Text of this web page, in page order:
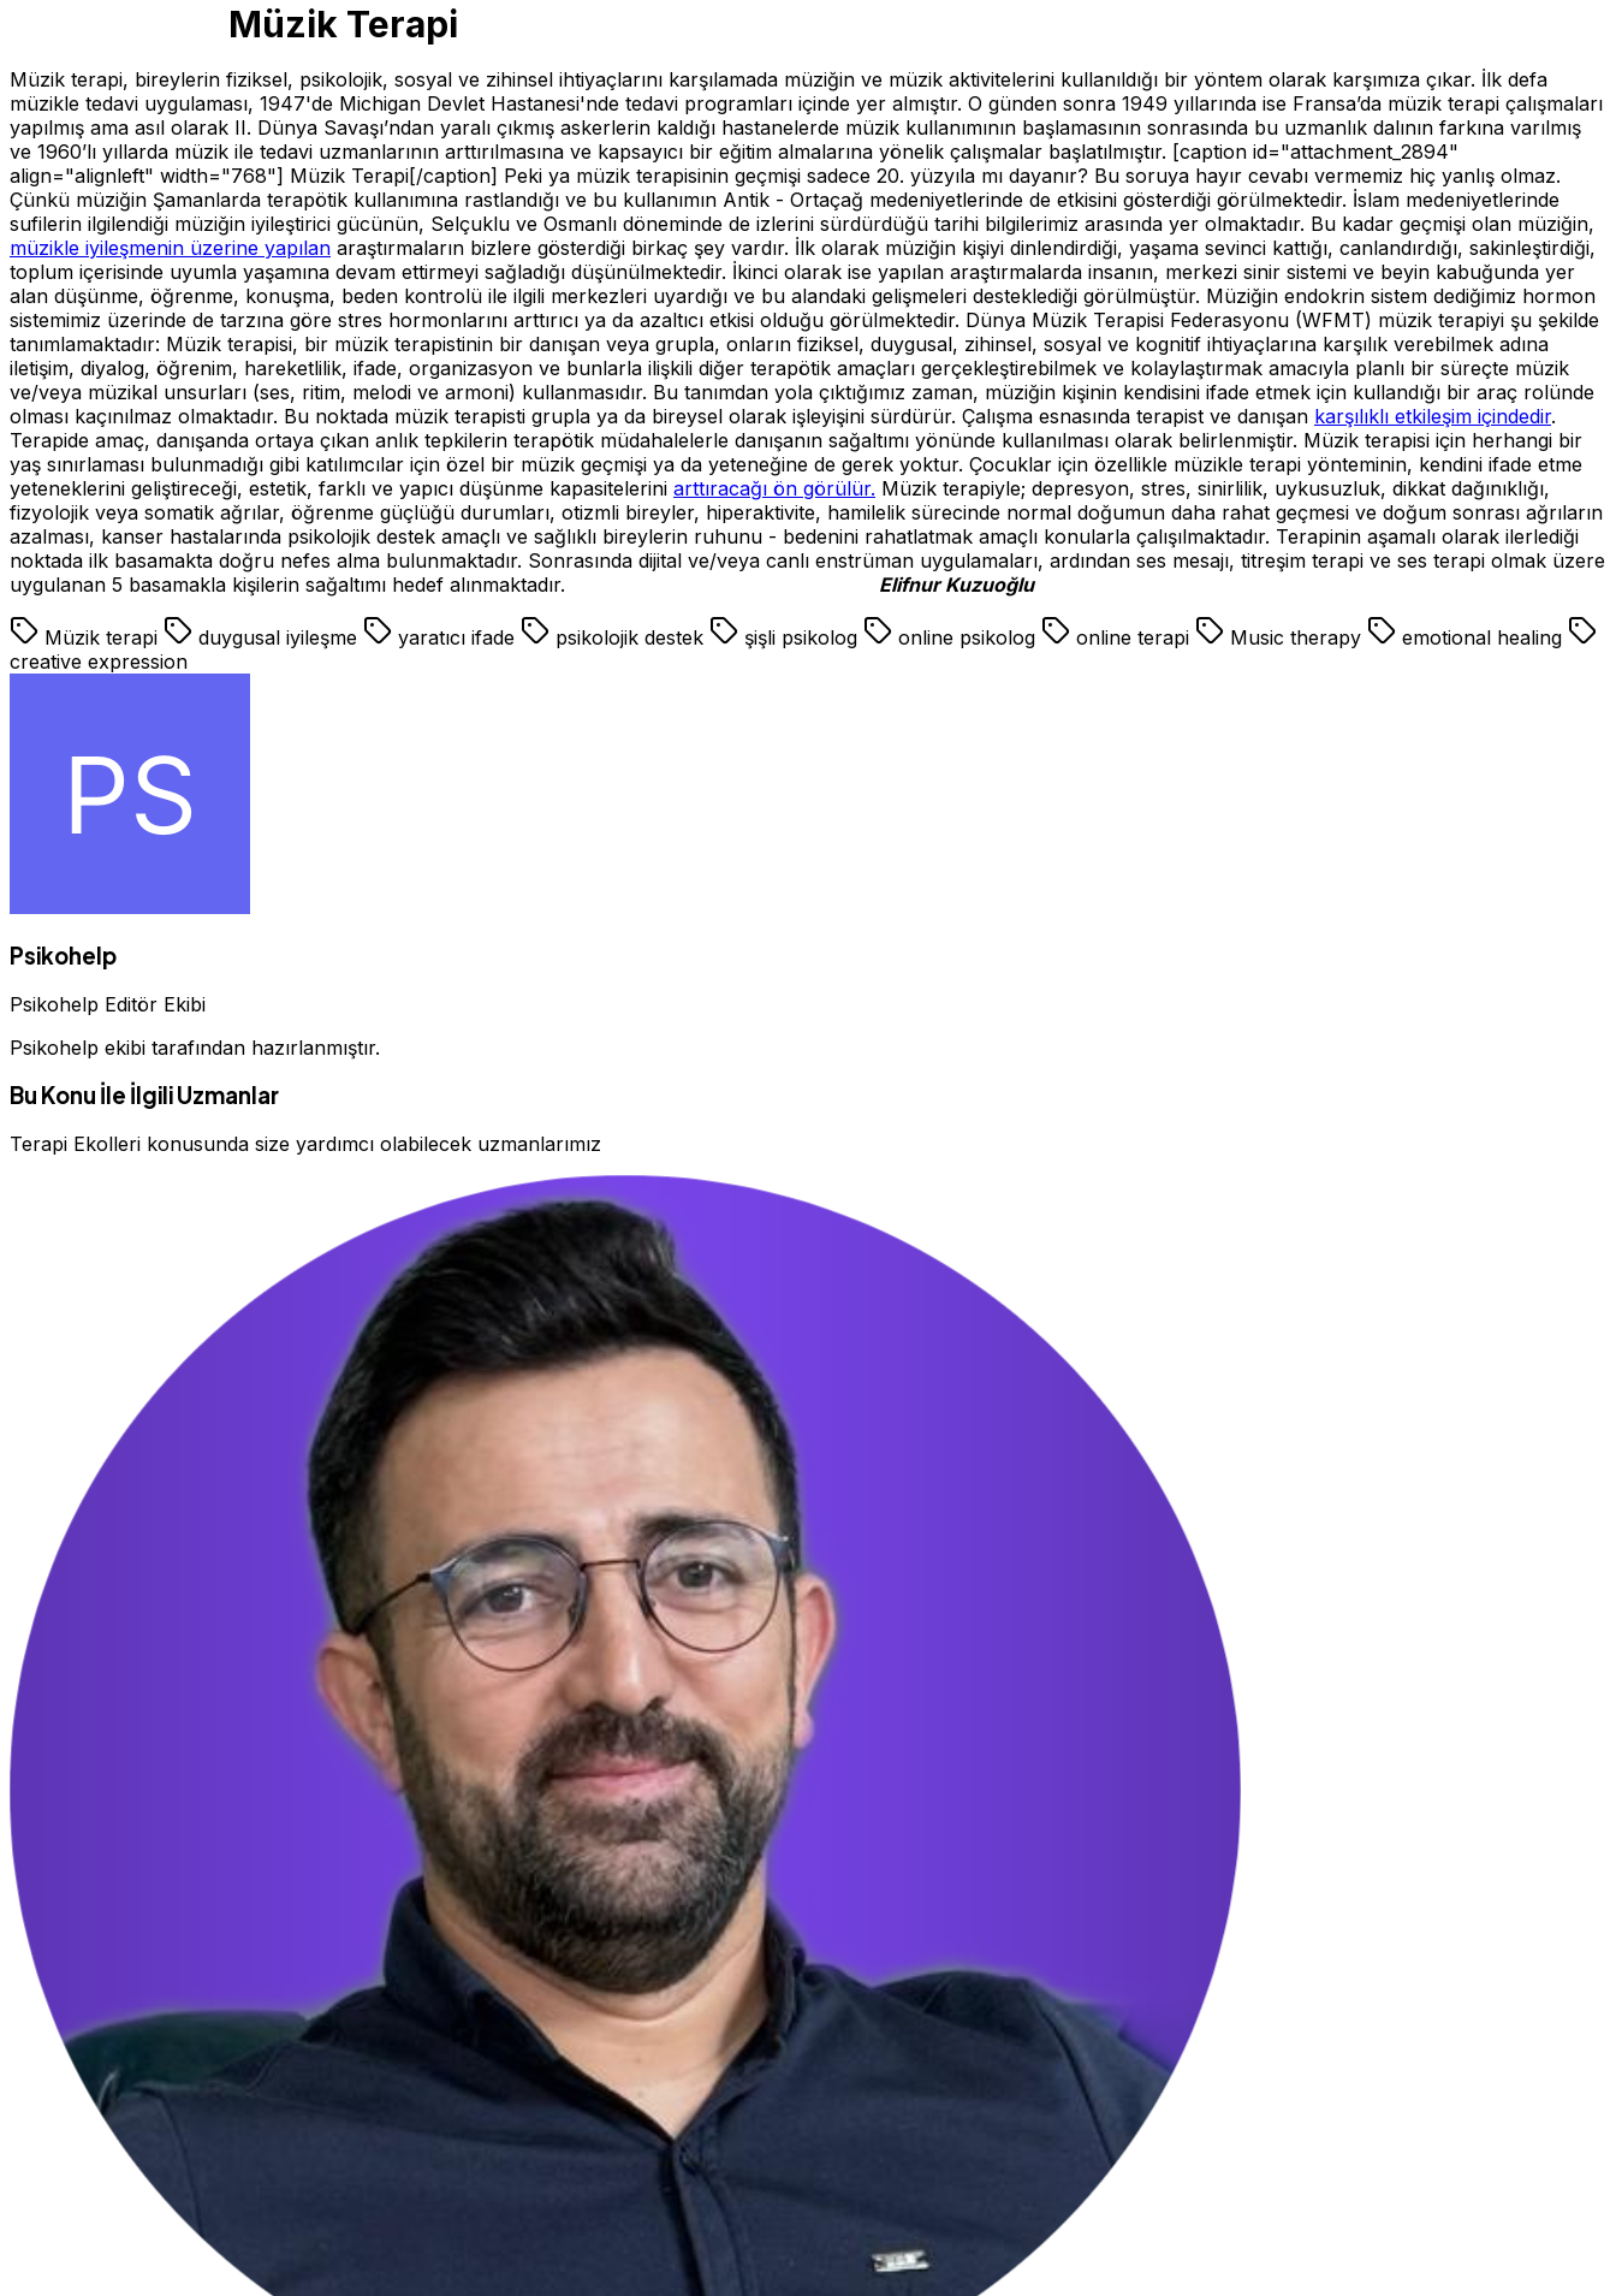
Müzik Terapi
Müzik terapi, bireylerin fiziksel, psikolojik, sosyal ve zihinsel ihtiyaçlarını karşılamada müziğin ve müzik aktivitelerini kullanıldığı bir yöntem olarak karşımıza çıkar. İlk defa
müzikle tedavi uygulaması, 1947'de Michigan Devlet Hastanesi'nde tedavi programları içinde yer almıştır. O günden sonra 1949 yıllarında ise Fransa’da müzik terapi çalışmaları
yapılmış ama asıl olarak II. Dünya Savaşı’ndan yaralı çıkmış askerlerin kaldığı hastanelerde müzik kullanımının başlamasının sonrasında bu uzmanlık dalının farkına varılmış
ve 1960’lı yıllarda müzik ile tedavi uzmanlarının arttırılmasına ve kapsayıcı bir eğitim almalarına yönelik çalışmalar başlatılmıştır. [caption id="attachment_2894"
align="alignleft" width="768"] Müzik Terapi[/caption] Peki ya müzik terapisinin geçmişi sadece 20. yüzyıla mı dayanır? Bu soruya hayır cevabı vermemiz hiç yanlış olmaz.
Çünkü müziğin Şamanlarda terapötik kullanımına rastlandığı ve bu kullanımın Antik - Ortaçağ medeniyetlerinde de etkisini gösterdiği görülmektedir. İslam medeniyetlerinde
sufilerin ilgilendiği müziğin iyileştirici gücünün, Selçuklu ve Osmanlı döneminde de izlerini sürdürdüğü tarihi bilgilerimiz arasında yer olmaktadır. Bu kadar geçmişi olan müziğin,
müzikle iyileşmenin üzerine yapılan araştırmaların bizlere gösterdiği birkaç şey vardır. İlk olarak müziğin kişiyi dinlendirdiği, yaşama sevinci kattığı, canlandırdığı, sakinleştirdiği,
toplum içerisinde uyumla yaşamına devam ettirmeyi sağladığı düşünülmektedir. İkinci olarak ise yapılan araştırmalarda insanın, merkezi sinir sistemi ve beyin kabuğunda yer
alan düşünme, öğrenme, konuşma, beden kontrolü ile ilgili merkezleri uyardığı ve bu alandaki gelişmeleri desteklediği görülmüştür. Müziğin endokrin sistem dediğimiz hormon
sistemimiz üzerinde de tarzına göre stres hormonlarını arttırıcı ya da azaltıcı etkisi olduğu görülmektedir. Dünya Müzik Terapisi Federasyonu (WFMT) müzik terapiyi şu şekilde
tanımlamaktadır: Müzik terapisi, bir müzik terapistinin bir danışan veya grupla, onların fiziksel, duygusal, zihinsel, sosyal ve kognitif ihtiyaçlarına karşılık verebilmek adına
iletişim, diyalog, öğrenim, hareketlilik, ifade, organizasyon ve bunlarla ilişkili diğer terapötik amaçları gerçekleştirebilmek ve kolaylaştırmak amacıyla planlı bir süreçte müzik
ve/veya müzikal unsurları (ses, ritim, melodi ve armoni) kullanmasıdır. Bu tanımdan yola çıktığımız zaman, müziğin kişinin kendisini ifade etmek için kullandığı bir araç rolünde
olması kaçınılmaz olmaktadır. Bu noktada müzik terapisti grupla ya da bireysel olarak işleyişini sürdürür. Çalışma esnasında terapist ve danışan karşılıklı etkileşim içindedir.
Terapide amaç, danışanda ortaya çıkan anlık tepkilerin terapötik müdahalelerle danışanın sağaltımı yönünde kullanılması olarak belirlenmiştir. Müzik terapisi için herhangi bir
yaş sınırlaması bulunmadığı gibi katılımcılar için özel bir müzik geçmişi ya da yeteneğine de gerek yoktur. Çocuklar için özellikle müzikle terapi yönteminin, kendini ifade etme
yeteneklerini geliştireceği, estetik, farklı ve yapıcı düşünme kapasitelerini arttıracağı ön görülür. Müzik terapiyle; depresyon, stres, sinirlilik, uykusuzluk, dikkat dağınıklığı,
fizyolojik veya somatik ağrılar, öğrenme güçlüğü durumları, otizmli bireyler, hiperaktivite, hamilelik sürecinde normal doğumun daha rahat geçmesi ve doğum sonrası ağrıların
azalması, kanser hastalarında psikolojik destek amaçlı ve sağlıklı bireylerin ruhunu - bedenini rahatlatmak amaçlı konularla çalışılmaktadır. Terapinin aşamalı olarak ilerlediği
noktada ilk basamakta doğru nefes alma bulunmaktadır. Sonrasında dijital ve/veya canlı enstrüman uygulamaları, ardından ses mesajı, titreşim terapi ve ses terapi olmak üzere
uygulanan 5 basamakla kişilerin sağaltımı hedef alınmaktadır.
Elifnur Kuzuoğlu
Müzik terapi duygusal iyileşme yaratıcı ifade psikolojik destek şişli psikolog online psikolog online terapi Music therapy
emotional healing
creative expression
Psikohelp
Psikohelp Editör Ekibi
Psikohelp ekibi tarafından hazırlanmıştır.
Bu Konu İle İlgili Uzmanlar
Terapi Ekolleri konusunda size yardımcı olabilecek uzmanlarımız